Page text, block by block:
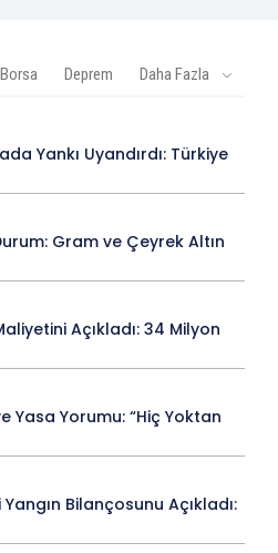
Borsa Deprem Daha Fazla
Yankı Uyandırdı: Türkiye
Gram ve Çeyrek Altın
Açıkladı: 34 Milyon
Yasa Yorumu: “Hiç Yoktan
Bilançosunu Açıkladı: